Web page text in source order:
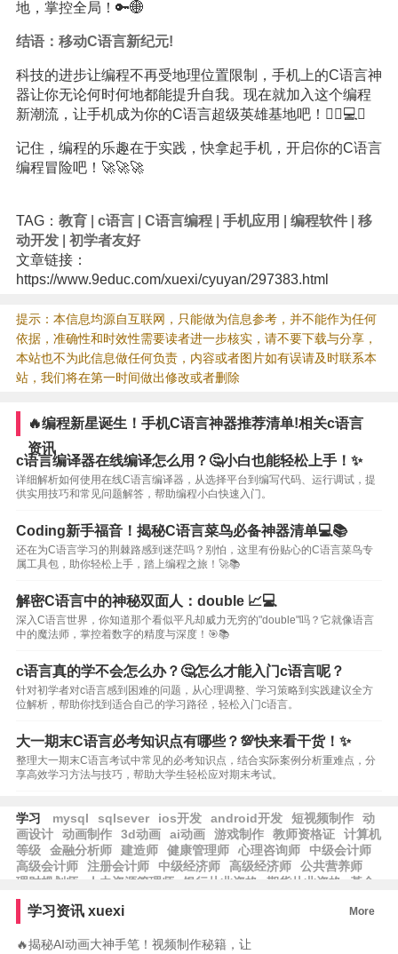
地，掌控全局！🔑🌐
结语：移动C语言新纪元!
科技的进步让编程不再受地理位置限制，手机上的C语言神
器让你无论何时何地都能提升自我。现在就加入这个编程
新潮流，让手机成为你的C语言超级英雄基地吧！🦸‍♀️💻✨
记住，编程的乐趣在于实践，快拿起手机，开启你的C语言
编程冒险吧！🚀🚀🚀
TAG： 教育| c语言| C语言编程| 手机应用 编程软件| 移
动开发| 初学者友好
文章链接：
https://www.9educ.com/xuexi/cyuyan/297383.html
提示：本信息均源自互联网，只能做为信息参考，并不能作为任何
依据，准确性和时效性需要读者进一步核实，请不要下载与分享，
本站也不为此信息做任何负责，内容或者图片如有误请及时联系本
站，我们将在第一时间做出修改或者删除
🔥编程新星诞生！手机C语言神器推荐清单!相关c语言
资讯
c语言编译器在线编译怎么用？🤔小白也能轻松上手！✨
详细解析如何使用在线C语言编译器，从选择平台到编写代码、运行调试，提
供实用技巧和常见问题解答，帮助编程小白快速入门。
Coding新手福音！揭秘C语言菜鸟必备神器清单💻📚
还在为C语言学习的荆棘路感到迷茫吗？别怕，这里有份贴心的C语言菜鸟专
属工具包，助你轻松上手，踏上编程之旅！🚀📚
解密C语言中的神秘双面人：double 📈💻
深入C语言世界，你知道那个看似平凡却威力无穷的"double"吗？它就像语言
中的魔法师，掌控着数字的精度与深度！🎯📚
c语言真的学不会怎么办？🤔怎么才能入门c语言呢？
针对初学者对c语言感到困难的问题，从心理调整、学习策略到实践建议全方
位解析，帮助你找到适合自己的学习路径，轻松入门c语言。
大一期末C语言必考知识点有哪些？💯快来看干货！✨
整理大一期末C语言考试中常见的必考知识点，结合实际案例分析重难点，分
享高效学习方法与技巧，帮助大学生轻松应对期末考试。
学习 mysql sqlsever ios开发 android开发 短视频制作
动
画设计
动画制作 3d动画 ai动画 游戏制作 教师资格证
计算机
等级
金融分析师 建造师 健康管理师 心理咨询师
中级会计师
高级会计师
注册会计师 中级经济师 高级经济师
公共营养师
理财规划师
人力资源管理师 银行从业资格 期货从业资格
基金
从业资格
学习资讯 xuexi More
🔥揭秘AI动画大神手笔！视频制作秘籍，让